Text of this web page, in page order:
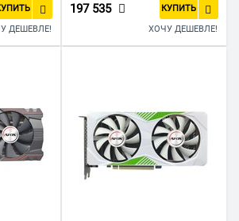
ДЕШЕВЛЕ!
197 535 КУПИТЬ
ХОЧУ ДЕШЕВЛЕ!